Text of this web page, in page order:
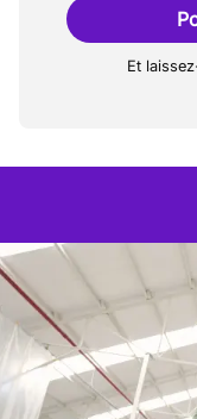
Et